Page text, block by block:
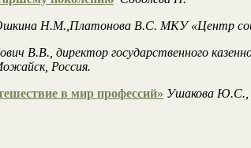
Н.М.,Платонова В.С. МКУ «Центр
В.В., директор государственного
Россия.
в мир профессий» Ушакова Ю.С.,